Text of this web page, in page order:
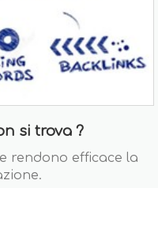
si trova ?
rendono efficace la